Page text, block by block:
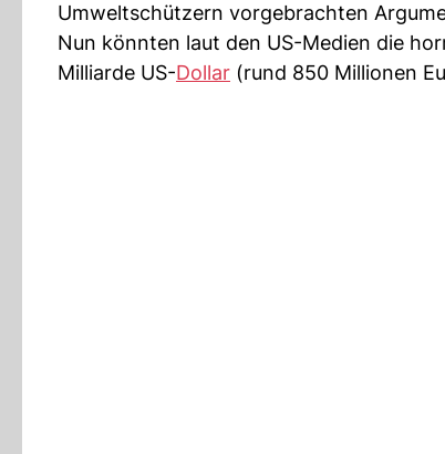
Umweltschützern vorgebrachten
Nun könnten laut den US-Medien die
Milliarde US-Dollar (rund 850 Millionen